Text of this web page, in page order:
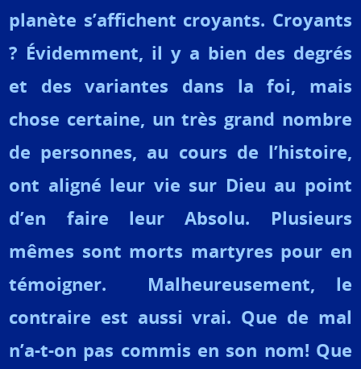
planète s’affichent croyants. Croyants
? Évidemment, il y a bien des degrés
et des variantes dans la foi, mais
chose certaine, un très grand nombre
de personnes, au cours de l’histoire,
ont aligné leur vie sur Dieu au point
d’en faire leur Absolu. Plusieurs
mêmes sont morts martyres pour en
témoigner. Malheureusement, le
contraire est aussi vrai. Que de mal
n’a-t-on pas commis en son nom! Que